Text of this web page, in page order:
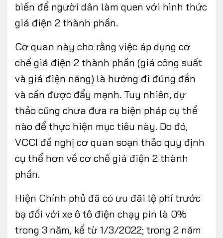
biến để người dân làm quen với hình thức
giá điện 2 thành phần.
Cơ quan này cho rằng việc áp dụng cơ
chế giá điện 2 thành phần (giá công suất
và giá điện năng) là hướng đi đúng đắn
và cần được đẩy mạnh. Tuy nhiên, dự
thảo cũng chưa đưa ra biện pháp cụ thể
nào để thực hiện mục tiêu này. Do đó,
VCCI đề nghị cơ quan soạn thảo quy định
cụ thể hơn về cơ chế giá điện 2 thành
phần.
Hiện Chính phủ đã có ưu đãi lệ phí trước
bạ đối với xe ô tô điện chạy pin là 0%
trong 3 năm, kể từ 1/3/2022; trong 2 năm